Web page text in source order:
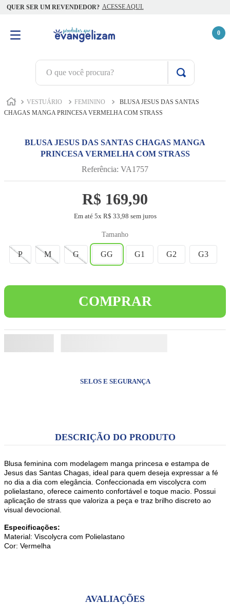
QUER SER UM REVENDEDOR? ACESSE AQUI.
0
O que você procura?
VESTUÁRIO FEMININO
BLUSA JESUS DAS SANTAS
CHAGAS MANGA PRINCESA VERMELHA COM STRASS
BLUSA JESUS DAS SANTAS CHAGAS MANGA
PRINCESA VERMELHA COM STRASS
Referência: VA1757
R$ 169,90
Em até 5x R$ 33 98 sem juros
Tamanho
P M G GG G1 G2 G3
COMPRAR
SELOS E SEGURANÇA
DESCRIÇÃO DO PRODUTO
Blusa feminina com modelagem manga princesa e estampa de
Jesus das Santas Chagas, ideal para quem deseja expressar a fé
no dia a dia com elegância. Confeccionada em viscolycra com
polielastano, oferece caimento confortável e toque macio. Possui
aplicação de strass que valoriza a peça e traz brilho discreto ao
visual devocional.
Especificações:
Material: Viscolycra com Polielastano
Cor: Vermelha
AVALIAÇÕES
1º
terço jesus santas chagas
3º
biblia
4º
escapulário
5º
capelinha jesus santas chagas
6º
camiseta
7º
pulseira
jesus santa chagas
livro inabalável